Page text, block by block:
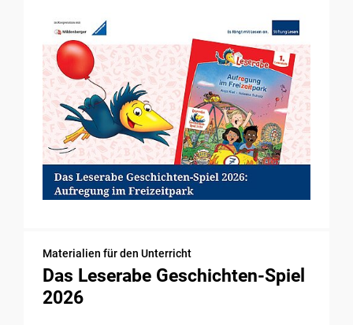
Materialien für den Unterricht
Das Leserabe Geschichten-Spiel
2026